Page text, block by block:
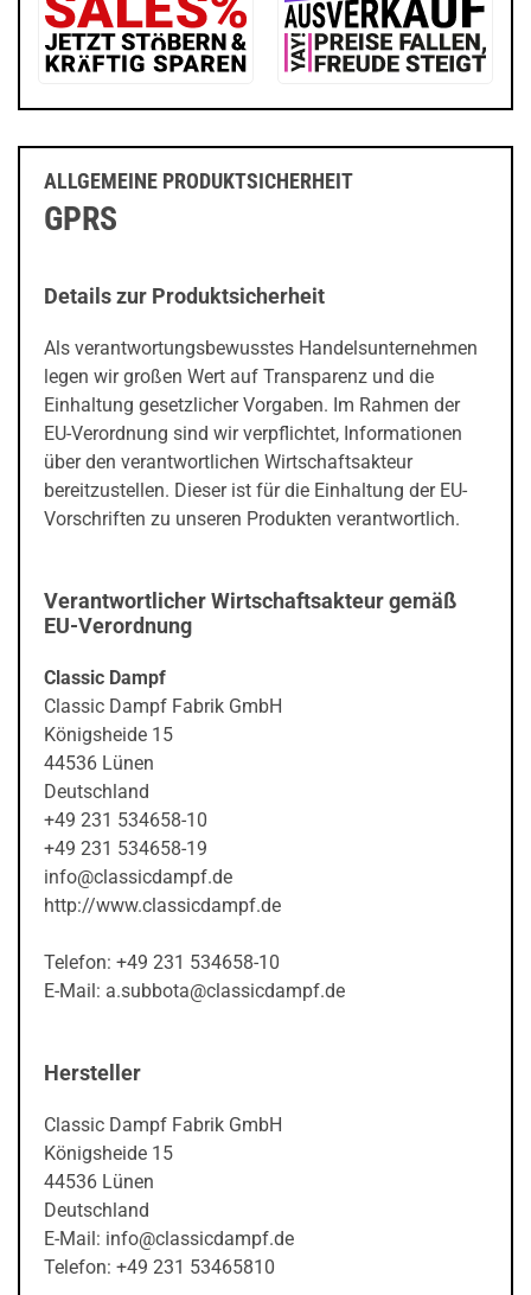
ALLGEMEINE PRODUKTSICHERHEIT
GPRS
Details zur Produktsicherheit
Als verantwortungsbewusstes Handelsunternehmen
legen wir großen Wert auf Transparenz und die
Einhaltung gesetzlicher Vorgaben. Im Rahmen der
EU-Verordnung sind wir verpflichtet, Informationen
über den verantwortlichen Wirtschaftsakteur
bereitzustellen. Dieser ist für die Einhaltung der EU-
Vorschriften zu unseren Produkten verantwortlich.
Verantwortlicher Wirtschaftsakteur gemäß
EU-Verordnung
Classic Dampf
Classic Dampf Fabrik GmbH
Königsheide 15
44536 Lünen
Deutschland
+49 231 534658-10
+49 231 534658-19
info@classicdampf.de
http://www.classicdampf.de
Telefon: +49 231 534658-10
E-Mail: a.subbota@classicdampf.de
Hersteller
Classic Dampf Fabrik GmbH
Königsheide 15
44536 Lünen
Deutschland
E-Mail: info@classicdampf.de
Telefon: +49 231 53465810